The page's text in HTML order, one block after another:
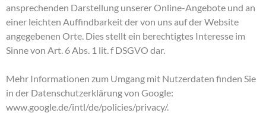
ansprechenden Darstellung unserer Online-Angebote und an
einer leichten Auffindbarkeit der von uns auf der Website
angegebenen Orte. Dies stellt ein berechtigtes Interesse im
Sinne von Art. 6 Abs. 1 lit. f DSGVO dar.
Mehr Informationen zum Umgang mit Nutzerdaten finden Sie
in der Datenschutzerklärung von Google:
www.google.de/intl/de/policies/privacy/.